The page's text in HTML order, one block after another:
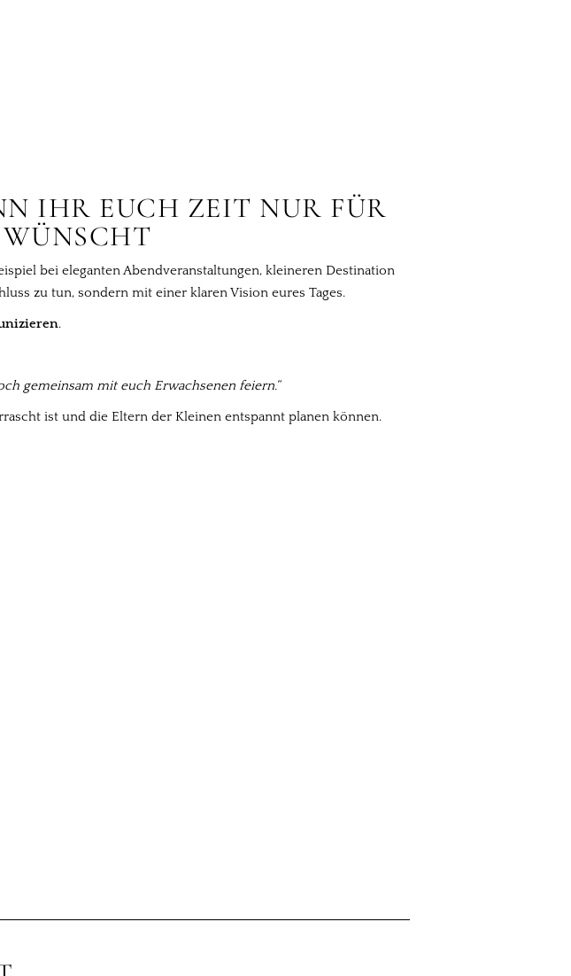
IHR EUCH ZEIT NUR FÜR
bei eleganten Abendveranstaltungen, kleineren Destination
zu tun, sondern mit einer klaren Vision eures Tages.
.
gemeinsam mit euch Erwachsenen feiern.“
ist und die Eltern der Kleinen entspannt planen können.